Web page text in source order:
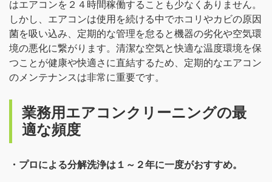
はエアコンを２４時間稼働することも少なくありません。
しかし、エアコンは使用を続ける中でホコリやカビの原因
菌を吸い込み、定期的な管理を怠ると機器の劣化や空気環
境の悪化に繋がります。清潔な空気と快適な温度環境を保
つことが健康や快適さに直結するため、定期的なエアコン
のメンテナンスは非常に重要です。
業務用エアコンクリーニングの最
適な頻度
・プロによる分解洗浄は１～２年に一度がおすすめ。